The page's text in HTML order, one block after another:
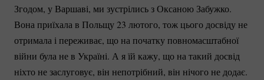
Згодом, у Варшаві, ми зустрілись з Оксаною Забужко.
Вона приїхала в Польщу 23 лютого, тож цього досвіду не
отримала і переживає, що на початку повномасштабної
війни була не в Україні. А я їй кажу, що на такий досвід
ніхто не заслуговує, він непотрібний, він нічого не додає.